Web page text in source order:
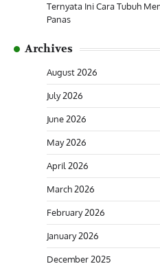
Ternyata Ini Cara Tubuh
Panas
Archives
August 2026
July 2026
June 2026
May 2026
April 2026
March 2026
February 2026
January 2026
December 2025